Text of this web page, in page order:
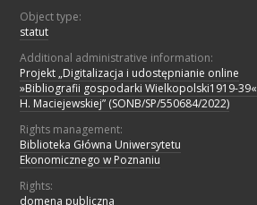
Object type:
statut
Additional administrative information:
Projekt „Digitalizacja i udostępnianie online
»Bibliografii gospodarki Wielkopolski1919-39«
H. Maciejewskiej” (SONB/SP/550684/2022)
Rights management:
Biblioteka Główna Uniwersytetu
Ekonomicznego w Poznaniu
Rights:
domena publiczna